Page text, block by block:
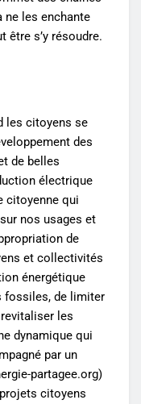
ne les enchante
être s’y résoudre.
les citoyens se
des
de belles
électrique
citoyenne qui
nos usages et
de
et collectivités
énergétique
fossiles, de limiter
les
dynamique qui
par un
partagee.org)
citoyens